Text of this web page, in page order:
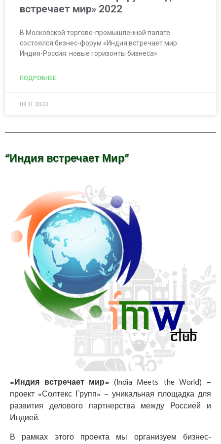
встречает мир» 2022
В Московской торгово-промышленной палате
состоялся бизнес-форум «Индия встречает мир.
Индия-Россия: новые горизонты бизнеса».
ПОДРОБНЕЕ
08.11.2022
“Индия встречает Мир”
«Индия встречает мир» (India Meets the World) –
проект «Солтекс Групп» – уникальная площадка для
развития делового партнерства между Россией и
Индией.
В рамках этого проекта мы организуем бизнес-